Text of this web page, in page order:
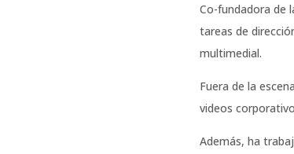
Co-fundadora de
tareas de
multimedial.
Fuera de la
videos
Además, ha